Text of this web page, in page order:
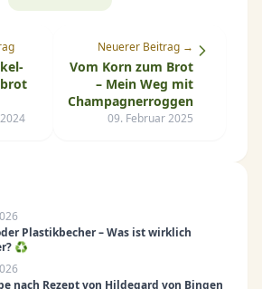
Neuerer Beitrag →
Vom Korn zum Brot
– Mein Weg mit
Champagnerroggen
09. Februar 2025
Plastikbecher – Was ist wirklich
♻️
nach Rezept von Hildegard von Bingen